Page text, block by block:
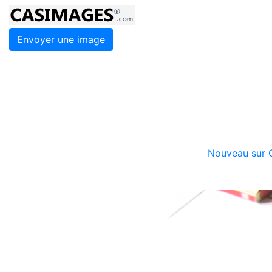
Envoyer une image
Nouveau sur